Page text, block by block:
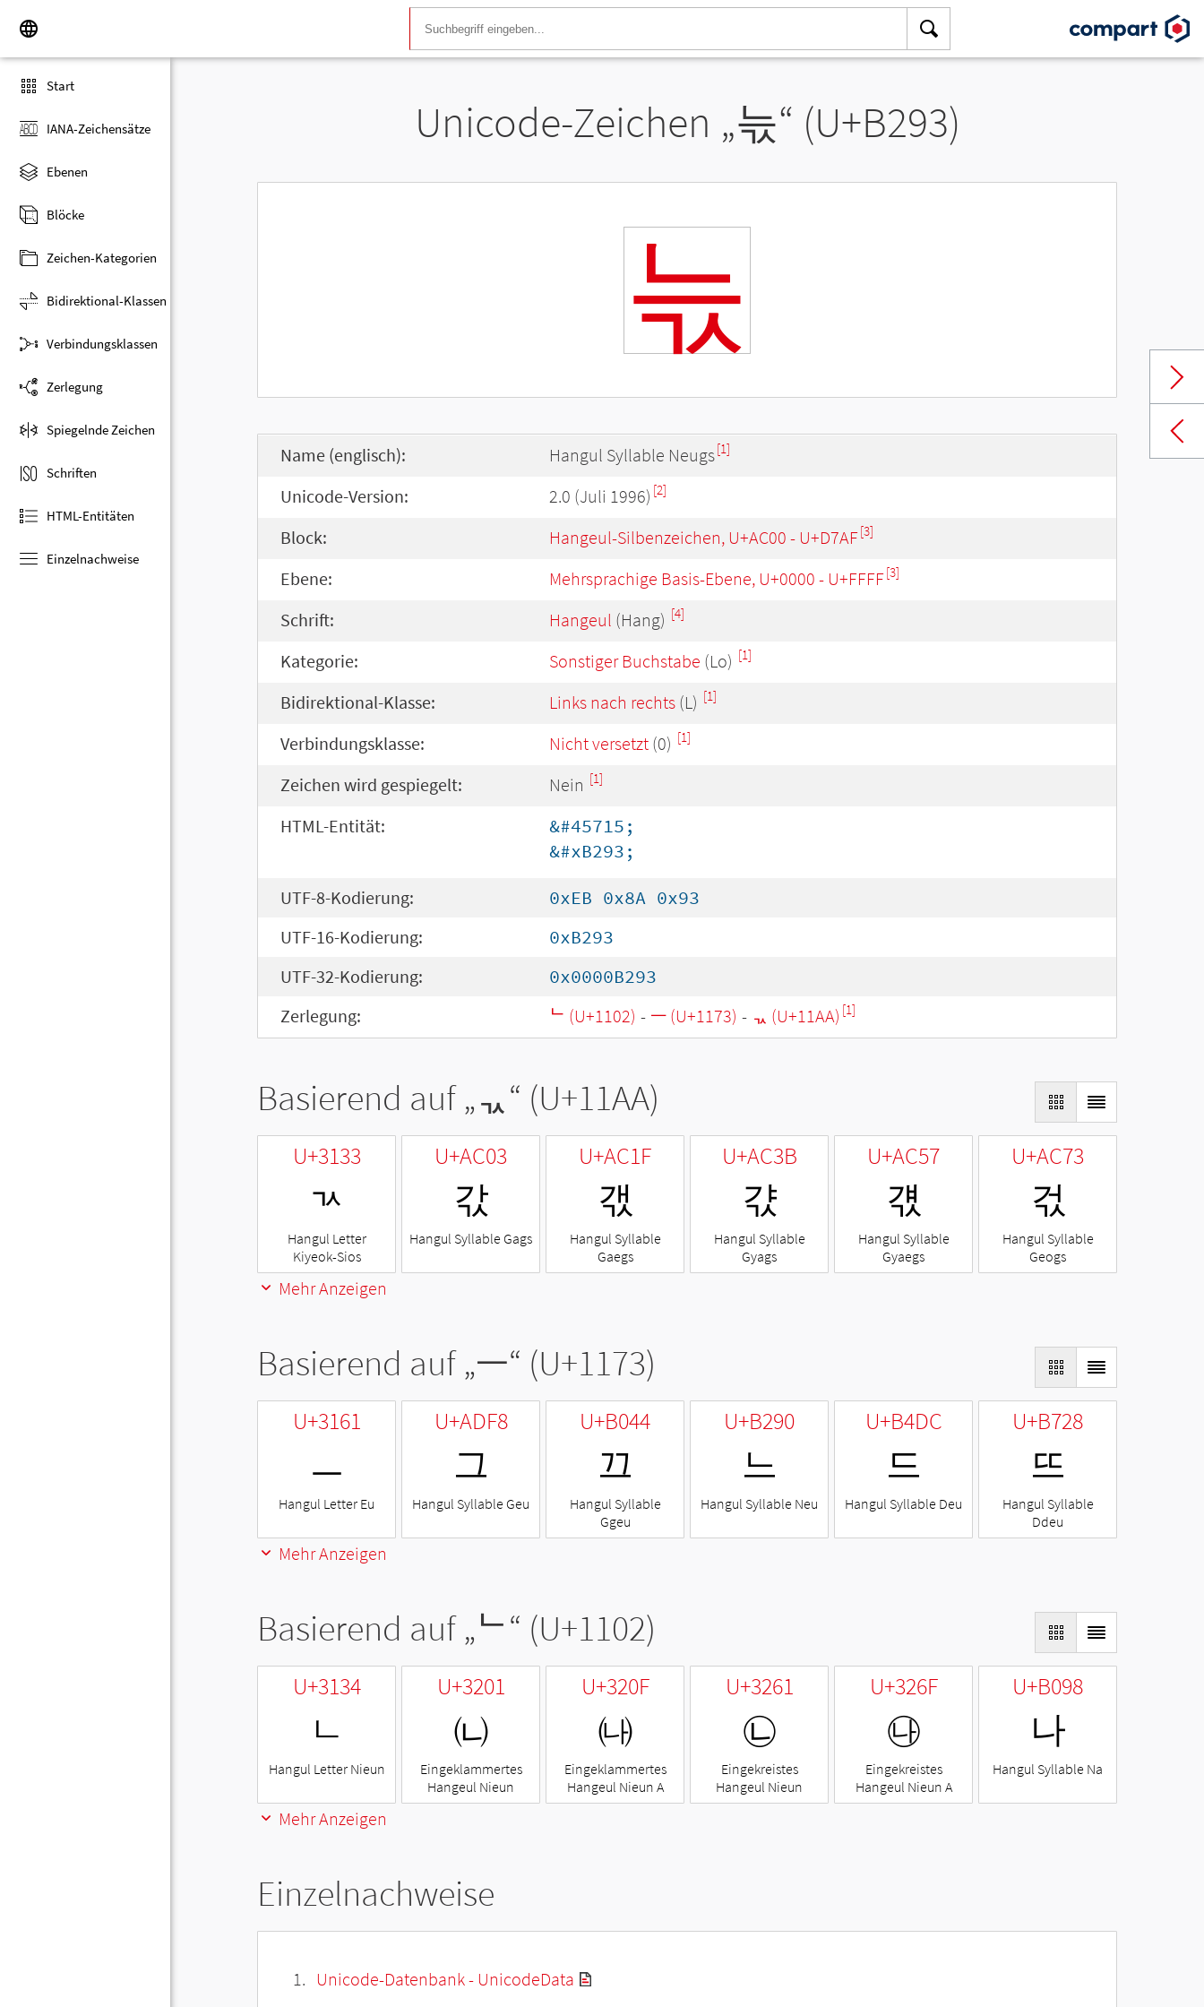
Start
IANA-Zeichensätze
Ebenen
Blöcke
Zeichen-Kategorien
Bidirektional-Klassen
Verbindungsklassen
Zerlegung
Spiegelnde Zeichen
Schriften
HTML-Entitäten
Einzelnachweise
Unicode-Zeichen „늓“ (U+B293)
늓
Name (englisch): Hangul Syllable Neugs[1]
Unicode-Version: 2.0 (Juli 1996) [2]
Block: Hangeul-Silbenzeichen, U+AC00 - U+D7AF[3]
Ebene: Mehrsprachige Basis-Ebene, U+0000 - U+FFFF[3]
Schrift: Hangeul (Hang) [4]
Kategorie: Sonstiger Buchstabe (Lo) [1]
Bidirektional-Klasse: Links nach rechts (L) [1]
Verbindungsklasse: Nicht versetzt (0) [1]
Zeichen wird gespiegelt: Nein [1]
HTML-Entität:
&#45715;
&#xB293;
UTF-8-Kodierung:
0xEB 0x8A 0x93
UTF-16-Kodierung:
0xB293
UTF-32-Kodierung:
0x0000B293
Zerlegung:
ᄂ (U+1102) - ᅳ (U+1173) - ᆪ (U+11AA) [1]
Basierend auf „ᆪ“ (U+11AA)
U+3133
ㄳ
Hangul Letter
Kiyeok-Sios
U+AC03
갃
Hangul Syllable Gags
U+AC1F
갟
Hangul Syllable
Gaegs
U+AC3B
갻
Hangul Syllable
Gyags
U+AC57
걗
Hangul Syllable
Gyaegs
U+AC73
걳
Hangul Syllable
Geogs
Mehr Anzeigen
Basierend auf „ᅳ“ (U+1173)
U+3161
ㅡ
Hangul Letter Eu
U+ADF8
그
Hangul Syllable Geu
U+B044
끄
Hangul Syllable
Ggeu
U+B290
느
Hangul Syllable Neu
U+B4DC
드
Hangul Syllable Deu
U+B728
뜨
Hangul Syllable
Ddeu
Mehr Anzeigen
Basierend auf „ᄂ“ (U+1102)
U+3134
ㄴ
Hangul Letter Nieun
U+3201
㈁
Eingeklammertes
Hangeul Nieun
U+320F
㈏
Eingeklammertes
Hangeul Nieun A
U+3261
㉡
Eingekreistes
Hangeul Nieun
U+326F
㉯
Eingekreistes
Hangeul Nieun A
U+B098
나
Hangul Syllable Na
Mehr Anzeigen
Einzelnachweise
Unicode-Datenbank - UnicodeData